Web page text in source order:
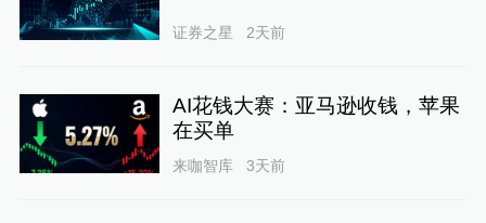
证券之星 2天前
AI花钱大赛：亚马逊收钱，苹果
在买单
来咖智库 3天前